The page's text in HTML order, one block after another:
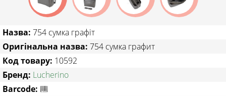
Назва: 754 сумка графіт
Оригінальна назва: 754 сумка графит
Код товару: 10592
Бренд: Lucherino
Barcode: